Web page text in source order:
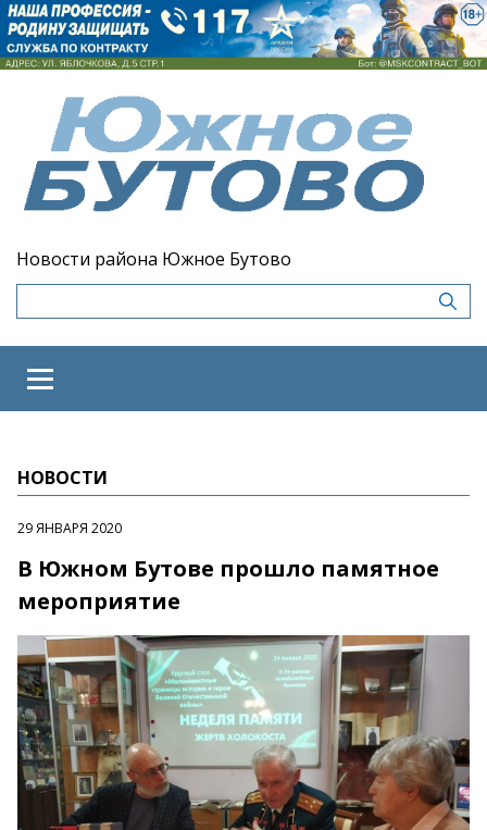
Новости района Южное Бутово
НОВОСТИ
29 ЯНВАРЯ 2020
В Южном Бутове прошло памятное
мероприятие